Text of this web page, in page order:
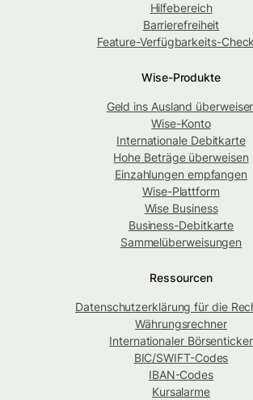
Hilfebereich
Barrierefreiheit
Feature-Verfügbarkeits-
Wise-Produkte
Geld ins Ausland
Wise-Konto
Internationale Debitkarte
Hohe Beträge überweisen
Einzahlungen empfangen
Wise-Plattform
Wise Business
Business-Debitkarte
Sammelüberweisungen
Ressourcen
Datenschutzerklärung für die
Währungsrechner
Internationaler Börsenticker
BIC/SWIFT-Codes
IBAN-Codes
Kursalarme